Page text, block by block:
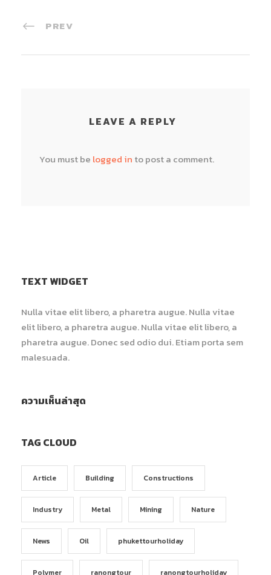
PREV
LEAVE A REPLY
You must be logged in to post a comment.
TEXT WIDGET
Nulla vitae elit libero, a pharetra augue. Nulla vitae
elit libero, a pharetra augue. Nulla vitae elit libero, a
pharetra augue. Donec sed odio dui. Etiam porta sem
malesuada.
ความเห็นล่าสุด
TAG CLOUD
Article Building Constructions
Industry Metal Mining Nature
News Oil phukettourholiday
Polymer ranongtour ranongtourholiday